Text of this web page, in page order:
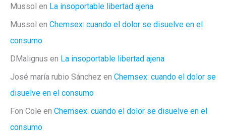
Mussol en La insoportable libertad ajena
Mussol en Chemsex: cuando el dolor se disuelve en el
consumo
DMalignus en La insoportable libertad ajena
José maría rubio Sánchez en Chemsex: cuando el dolor se
disuelve en el consumo
Fon Cole en Chemsex: cuando el dolor se disuelve en el
consumo